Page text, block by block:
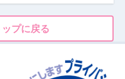
プに戻る